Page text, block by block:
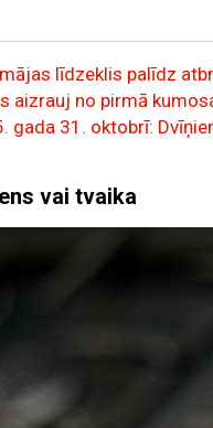
līdzeklis palīdz
aizrauj no pirmā
gada 31. oktobrī:
vai tvaika